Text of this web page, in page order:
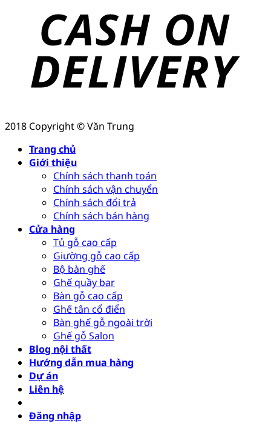
2018 Copyright © Văn Trung
Trang chủ
Giới thiệu
Chính sách thanh toán
Chính sách vận chuyển
Chính sách đổi trả
Chính sách bán hàng
Cửa hàng
Tủ gỗ cao cấp
Giường gỗ cao cấp
Bộ bàn ghế
Ghế quầy bar
Bàn gỗ cao cấp
Ghế tân cổ điển
Bàn ghế gỗ ngoài trời
Ghế gỗ Salon
Blog nội thất
Hướng dẫn mua hàng
Dự án
Liên hệ
Đăng nhập